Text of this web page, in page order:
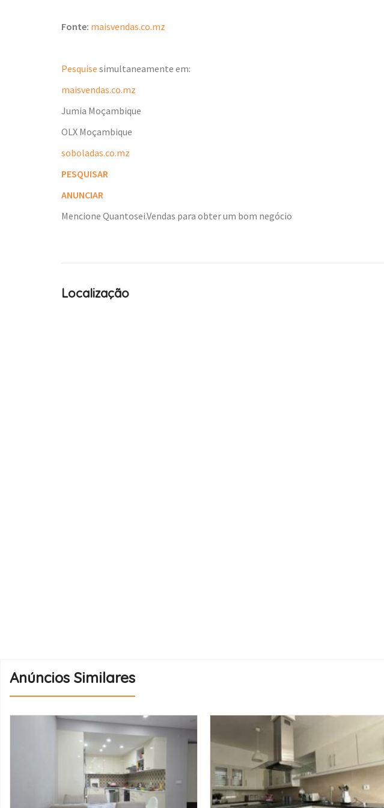
Fonte: maisvendas.co.mz
Pesquise simultaneamente em:
maisvendas.co.mz
Jumia Moçambique
OLX Moçambique
soboladas.co.mz
PESQUISAR
ANUNCIAR
Mencione Quantosei.Vendas para obter um bom negócio
Localização
Anúncios Similares